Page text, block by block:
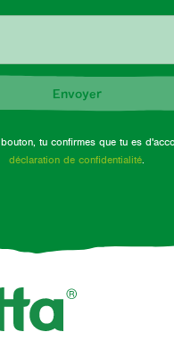
Envoyer
tu confirmes que tu es
déclaration de confidentialité.